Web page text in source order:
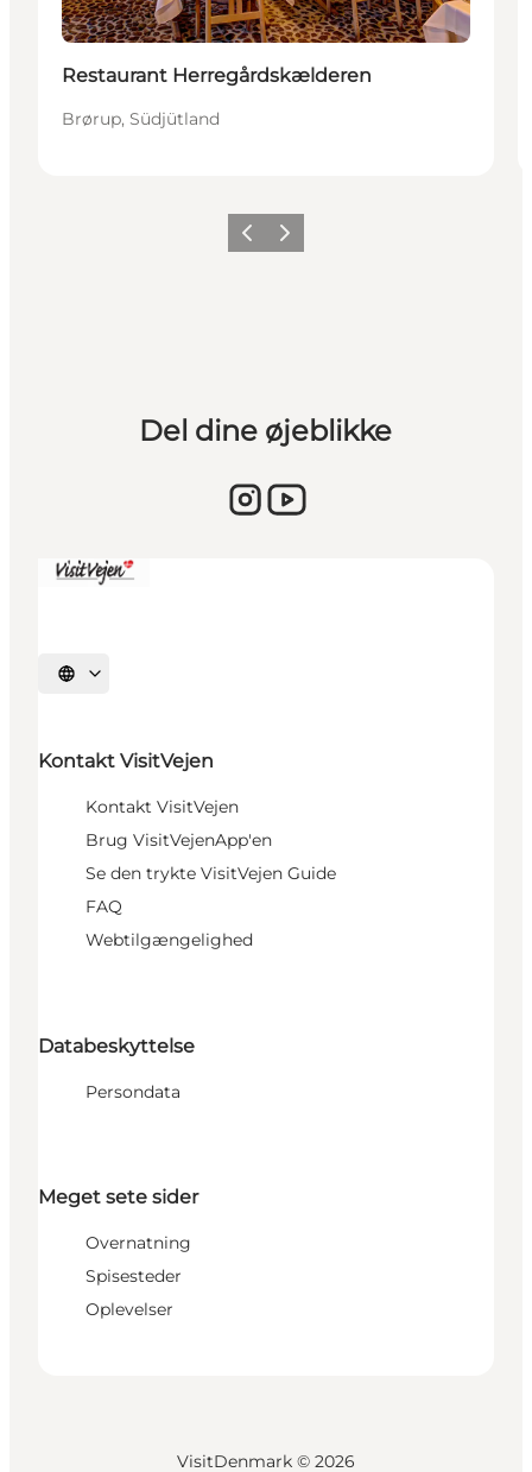
Restaurant Herregårdskælderen
Brørup, Südjütland
Vorherige Folie
Nächste Folie
Del dine øjeblikke
Sprache auswählen
Kontakt VisitVejen
Kontakt VisitVejen
Brug VisitVejenApp'en
Se den trykte VisitVejen Guide
FAQ
Webtilgængelighed
Databeskyttelse
Persondata
Meget sete sider
Overnatning
Spisesteder
Oplevelser
VisitDenmark © 2026